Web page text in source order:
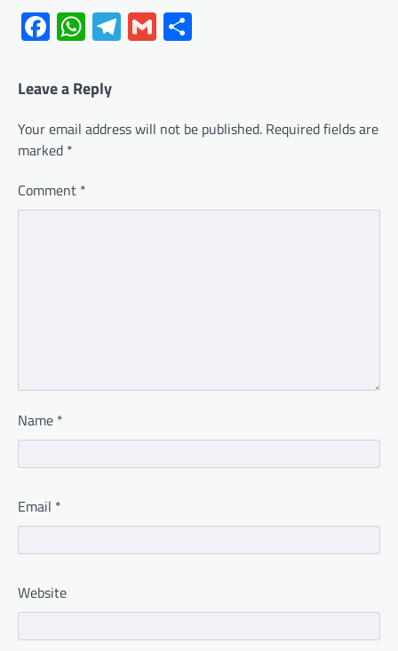
Facebook
WhatsApp
Telegram
Gmail
Leave a Reply
Your email address will not be published. Required fields are
marked *
Comment *
Name *
Email *
Website